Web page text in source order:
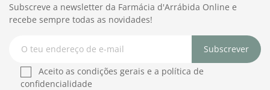
Subscreve a newsletter da Farmácia d'Arrábida Online e
recebe sempre todas as novidades!
Subscrever
Aceito as condições gerais e a política de
confidencialidade